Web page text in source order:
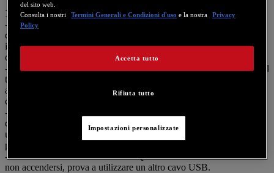
1.
Controlla l'alimentazione e i collegamenti
-
Collegamento
collegato correttamente al tuo computer tramite cavo USB. Utilizza
il cavo USB fornito assieme al tuo controller oppure un suo
omologo di alta qualità.
-
Porta
: Prova a collegare il controller a un'altra porta USB del
tuo computer. Se possibile, utilizza una porta USB 2.0, in quanto
alcune porte USB 3.0 potrebbero non essere totalmente compatibili
con alcune periferiche.
-
computer non dovessero fornire abbastanza potenza, prova a
utilizzare un hub USB alimentato. Questa soluzione può garantire la
potenza necessaria al tuo controller e potrebbe risolvere il problema.
-Prova con un altro cavo USB: Qualora il controller continuasse a
non accendersi, prova a utilizzare un altro cavo USB.
del sito web.
Consulta i nostri
Termini Generali e Condizioni d'uso e la nostra
Privacy
Policy
Rifiuta tutto
Accetta tutto
Impostazioni personalizzate